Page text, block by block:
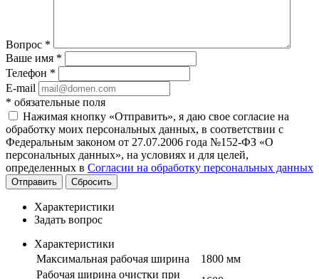
Вопрос *
Ваше имя *
Телефон *
E-mail
* обязательные поля
Нажимая кнопку «Отправить», я даю свое согласие на
обработку моих персональных данных, в соответствии с
Федеральным законом от 27.07.2006 года №152-ФЗ «О
персональных данных», на условиях и для целей,
определенных в Согласии на обработку персональных данных
Отправить Сбросить
Характеристики
Задать вопрос
Характеристики
Максимальная рабочая ширина
1800 мм
Рабочая ширина очистки при